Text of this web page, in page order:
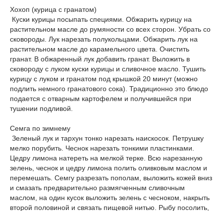
Хохоп (курица с гранатом)
Куски курицы посыпать специями. Обжарить курицу на
растительном масле до румяности со всех сторон. Убрать со
сковороды. Лук нарезать полукольцами. Обжарить лук на
растительном масле до карамельного цвета. Очистить
гранат. В обжаренный лук добавить гранат. Выложить в
сковороду с луком куски курицы и сливочное масло. Тушить
курицу с луком и гранатом под крышкой 20 минут (можно
подлить немного гранатового сока). Традиционно это блюдо
подается с отварным картофелем и получившейся при
тушении подливой.
Семга по зимнему
Зеленый лук и тархун тонко нарезать наискосок. Петрушку
мелко порубить. Чеснок нарезать тонкими пластинками.
Цедру лимона натереть на мелкой терке. Всю нарезанную
зелень, чеснок и цедру лимона полить оливковым маслом и
перемешать. Семгу разрезать пополам, выложить кожей вниз
и смазать предварительно размягченным сливочным
маслом, на один кусок выложить зелень с чесноком, накрыть
второй половиной и связать пищевой нитью. Рыбу посолить,